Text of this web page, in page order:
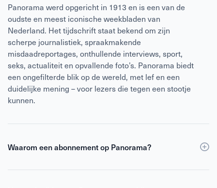
Panorama werd opgericht in 1913 en is een van de
oudste en meest iconische weekbladen van
Nederland. Het tijdschrift staat bekend om zijn
scherpe journalistiek, spraakmakende
misdaadreportages, onthullende interviews, sport,
seks, actualiteit en opvallende foto’s. Panorama biedt
een ongefilterde blik op de wereld, met lef en een
duidelijke mening – voor lezers die tegen een stootje
kunnen.
Waarom een abonnement op Panorama?
Een abonnement op Panorama is voordeliger dan